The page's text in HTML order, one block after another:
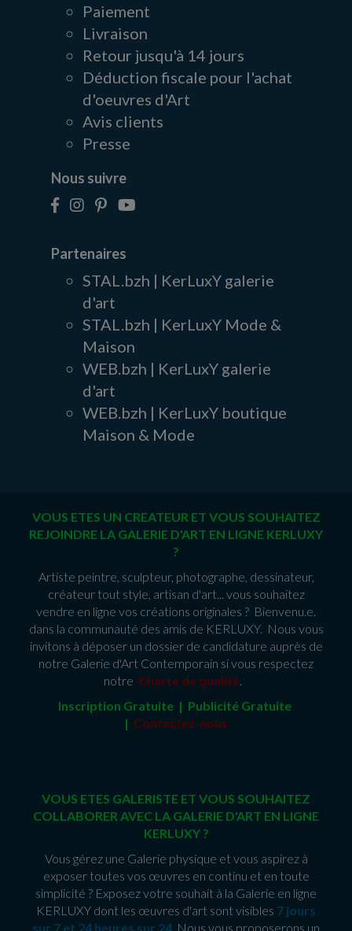
Paiement
Livraison
Retour jusqu'à 14 jours
Déduction fiscale pour l'achat
d'oeuvres d'Art
Avis clients
Presse
Nous suivre
Partenaires
STAL.bzh | KerLuxY galerie
d'art
STAL.bzh | KerLuxY Mode &
Maison
WEB.bzh | KerLuxY galerie
d'art
WEB.bzh | KerLuxY boutique
Maison & Mode
VOUS ETES UN CREATEUR ET VOUS SOUHAITEZ
REJOINDRE LA GALERIE D'ART EN LIGNE KERLUXY
?
Artiste peintre, sculpteur, photographe, dessinateur,
créateur tout style, artisan d'art... vous souhaitez
vendre en ligne vos créations originales ? Bienvenu.e.
dans la communauté des amis de KERLUXY. Nous vous
invitons à déposer un dossier de candidature auprès de
notre Galerie d'Art Contemporain si vous respectez
notre Charte de qualité.
Inscription Gratuite | Publicité Gratuite
| Contactez-nous
VOUS ETES GALERISTE ET VOUS SOUHAITEZ
COLLABORER AVEC LA GALERIE D'ART EN LIGNE
KERLUXY ?
Vous gérez une Galerie physique et vous aspirez à
exposer toutes vos œuvres en continu et en toute
simplicité ? Exposez votre souhait à la Galerie en ligne
KERLUXY dont les œuvres d'art sont visibles 7 jours
sur 7 et 24 heures sur 24 . Nous vous proposerons un